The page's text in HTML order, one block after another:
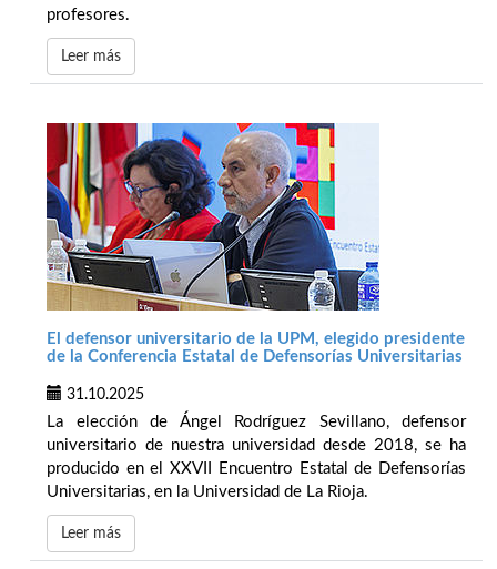
profesores.
Leer más
El defensor universitario de la UPM, elegido presidente
de la Conferencia Estatal de Defensorías Universitarias
31.10.2025
La elección de Ángel Rodríguez Sevillano, defensor
universitario de nuestra universidad desde 2018, se ha
producido en el XXVII Encuentro Estatal de Defensorías
Universitarias, en la Universidad de La Rioja.
Leer más